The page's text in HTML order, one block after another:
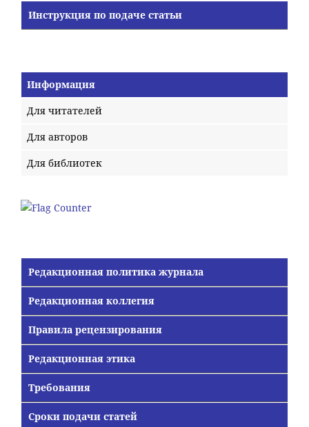
Инструкция по подаче статьи
Информация
Для читателей
Для авторов
Для библиотек
Редакционная политика журнала
Редакционная коллегия
Правила рецензирования
Редакционная этика
Требования
Сроки подачи статей